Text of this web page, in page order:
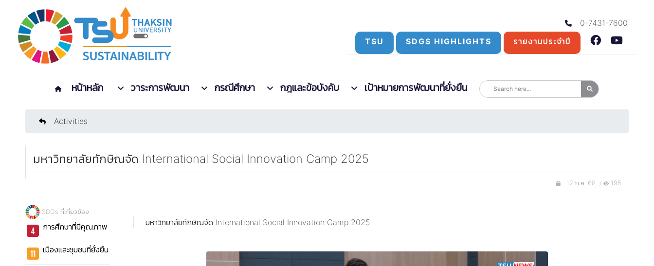
0-7431-7600
TSU
SDGS HIGHLIGHTS รายงานประจำปี
หน้าหลัก วาระการพัฒนา กรณีศึกษา กฎและข้อบังคับ เป้าหมายการพัฒนาที่ยั่งยืน
Activities
มหาวิทยาลัยทักษิณจัด International Social Innovation Camp 2025
12 ก.ค. 68 / 195
SDGs ที่เกี่ยวข้อง
การศึกษาที่มีคุณภาพ
เมืองและชุมชนที่ยั่งยืน
มหาวิทยาลัยทักษิณจัด International Social Innovation Camp 2025